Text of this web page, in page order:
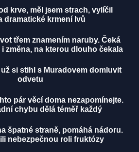
krve, měl jsem strach, vylíčil
dramatické krmení lvů
třem znamením naruby. Čeká
změna, na kterou dlouho čekala
si stihl s Muradovem domluvit
odvetu
pár věcí doma nezapomínejte.
chybu dělá téměř každý
špatné straně, pomáhá nádoru.
nebezpečnou roli fruktózy